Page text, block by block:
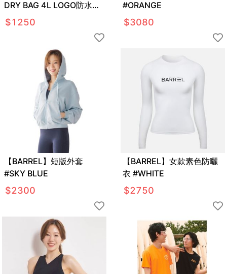
DRY BAG 4L LOGO防水袋
#WHITE
$1250
#ORANGE
$3080
【BARREL】短版外套
#SKY BLUE
$2300
【BARREL】女款素色防曬
衣 #WHITE
$2750